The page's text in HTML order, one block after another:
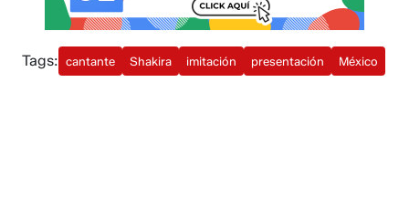
Tags: cantante Shakira imitación presentación México